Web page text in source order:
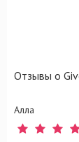
Отзывы о
Алла